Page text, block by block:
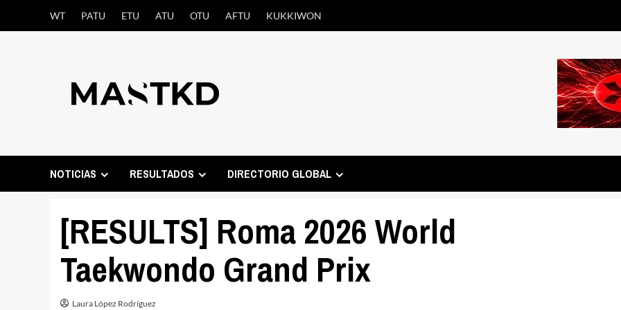
WT PATU ETU ATU OTU AFTU KUKKIWON
NOTICIAS RESULTADOS DIRECTORIO GLOBAL
[RESULTS] Roma 2026 World
Taekwondo Grand Prix
Laura López Rodríguez